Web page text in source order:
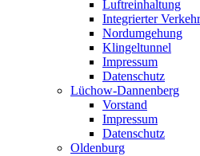
Luftreinhaltung
Integrierter
Nordumgehung
Klingeltunnel
Impressum
Datenschutz
Lüchow-Dannenberg
Vorstand
Impressum
Datenschutz
Oldenburg